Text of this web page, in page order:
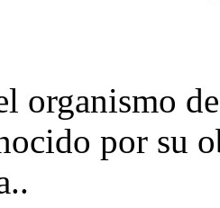
organismo
por su